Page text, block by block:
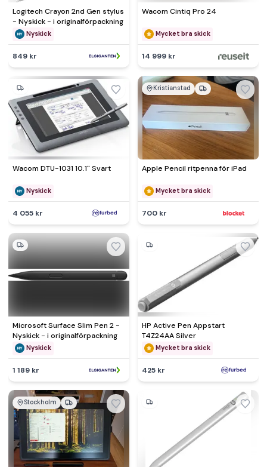
Logitech Crayon 2nd Gen stylus
- Nyskick - i originalförpackning
Nyskick
849 kr
Wacom Cintiq Pro 24
Mycket bra skick
14 999 kr
Wacom DTU-1031 10.1" Svart
Nyskick
4 055 kr
Kristianstad
Apple Pencil ritpenna för iPad
Mycket bra skick
700 kr
Microsoft Surface Slim Pen 2 -
Nyskick - i originalförpackning
Nyskick
1 189 kr
HP Active Pen Appstart
T4Z24AA Silver
Mycket bra skick
425 kr
Stockholm